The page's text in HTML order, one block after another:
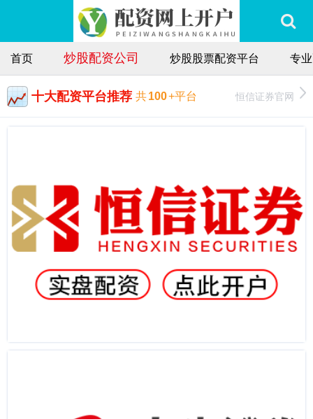
首页 炒股配资公司 炒股股票配资平台 专
十大配资平台推荐 共100+平台 恒信证券官网